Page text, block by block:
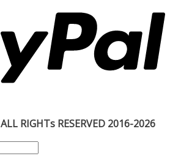
ALL RIGHTs RESERVED 2016-2026